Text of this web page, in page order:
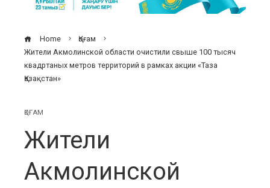
Home
Қоғам
Жители Акмолинской области очистили свыше 100 тысяч
квадртаных метров территорий в рамках акции «Таза
Қазақстан»
ҚОҒАМ
Жители
Акмолинской